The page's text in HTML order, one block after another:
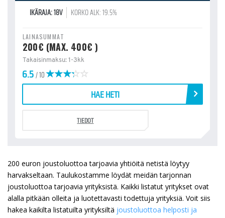
IKÄRAJA: 18V KORKO ALK: 19.5%
LAINASUMMAT
200€ (MAX. 400€ )
Takaisinmaksu: 1-3kk
6.5/ 10
HAE HETI
TIEDOT
200 euron joustoluottoa tarjoavia yhtiöitä netistä löytyy
harvakseltaan. Taulukostamme löydät meidän tarjonnan
joustoluottoa tarjoavia yrityksistä. Kaikki listatut yritykset ovat
alalla pitkään olleita ja luotettavasti todettuja yrityksiä. Voit siis
hakea kaikilta listatuilta yrityksiltä joustoluottoa helposti ja